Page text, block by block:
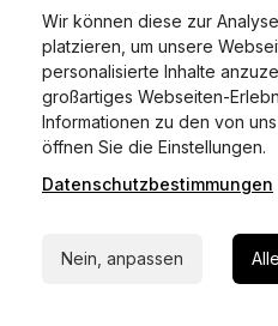
Wir können diese zur
platzieren, um unsere
personalisierte Inhalte
großartiges Webseiten-
Informationen zu den von
öffnen Sie die Einstellungen.
Datenschutzbestimmungen
Nein, anpassen
Dokumentprüfung und
Zeitersparnis, flexible
Behörde notwendig.
Welche Unterlagen
Fahrzeugbrief,
Versicherungsnachweis, falls
Wie sicher ist das
Kann ich mein Fahrzeug
abmelden?